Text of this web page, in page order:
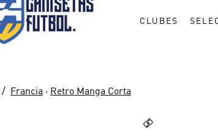
CLUBES
Francia · Retro Manga Corta
